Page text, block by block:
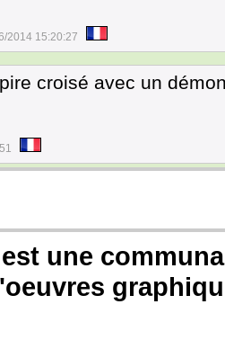
2014 15:20:27
croisé avec un
une